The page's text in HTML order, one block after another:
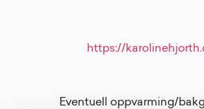
https://
Eventuell oppvarming/